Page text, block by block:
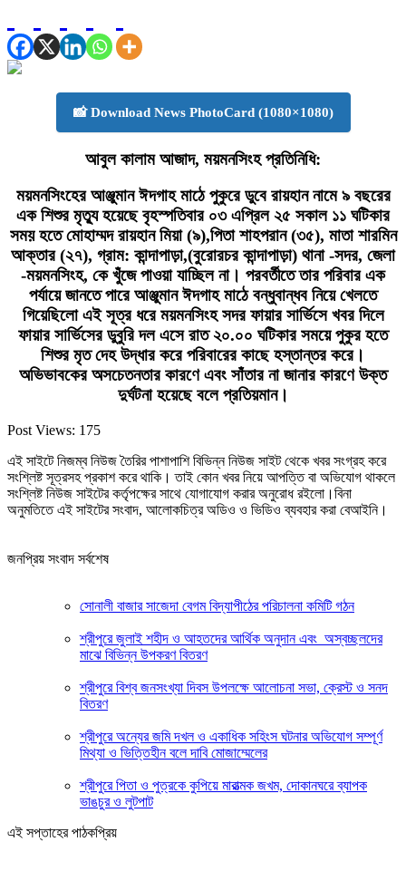
📸 Download News PhotoCard (1080×1080)
আবুল কালাম আজাদ, ময়মনসিংহ প্রতিনিধি:
ময়মনসিংহের আঞ্জুমান ঈদগাহ মাঠে পুকুরে ডুবে রায়হান নামে ৯ বছরের
এক শিশুর মৃত্যু হয়েছে বৃহস্পতিবার ০৩ এপ্রিল ২৫ সকাল ১১ ঘটিকার
সময় হতে মোহাম্মদ রায়হান মিয়া (৯),পিতা শাহপরান (৩৫), মাতা শারমিন
আক্তার (২৭), গ্রাম: কান্দাপাড়া,(বুরোরচর কান্দাপাড়া) থানা -সদর, জেলা
-ময়মনসিংহ, কে খুঁজে পাওয়া যাচ্ছিল না। পরবর্তীতে তার পরিবার এক
পর্যায়ে জানতে পারে আঞ্জুমান ঈদগাহ মাঠে বন্ধুবান্ধব নিয়ে খেলতে
গিয়েছিলো এই সূত্র ধরে ময়মনসিংহ সদর ফায়ার সার্ভিসে খবর দিলে
ফায়ার সার্ভিসের ডুবুরি দল এসে রাত ২০.০০ ঘটিকার সময়ে পুকুর হতে
শিশুর মৃত দেহ উদ্ধার করে পরিবারের কাছে হস্তান্তর করে।
অভিভাবকের অসচেতনতার কারণে এবং সাঁতার না জানার কারণে উক্ত
দুর্ঘটনা হয়েছে বলে প্রতিয়মান।
Post Views: 175
এই সাইটে নিজম্ব নিউজ তৈরির পাশাপাশি বিভিন্ন নিউজ সাইট থেকে খবর সংগ্রহ করে
সংশ্লিষ্ট সূত্রসহ প্রকাশ করে থাকি। তাই কোন খবর নিয়ে আপত্তি বা অভিযোগ থাকলে
সংশ্লিষ্ট নিউজ সাইটের কর্তৃপক্ষের সাথে যোগাযোগ করার অনুরোধ রইলো।বিনা
অনুমতিতে এই সাইটের সংবাদ, আলোকচিত্র অডিও ও ভিডিও ব্যবহার করা বেআইনি।
জনপ্রিয় সংবাদ সর্বশেষ
সোনালী বাজার সাজেদা বেগম বিদ্যাপীঠের পরিচালনা কমিটি গঠন
শ্রীপুরে জুলাই শহীদ ও আহতদের আর্থিক অনুদান এবং অস্বচ্ছলদের
মাঝে বিভিন্ন উপকরণ বিতরণ
শ্রীপুরে বিশ্ব জনসংখ্যা দিবস উপলক্ষে আলোচনা সভা, ক্রেস্ট ও সনদ
বিতরণ
শ্রীপুরে অন্যের জমি দখল ও একাধিক সহিংস ঘটনার অভিযোগ সম্পূর্ণ
মিথ্যা ও ভিত্তিহীন বলে দাবি মোজাম্মেলের
শ্রীপুরে পিতা ও পুত্রকে কুপিয়ে মারাত্মক জখম, দোকানঘরে ব্যাপক
ভাঙচুর ও লুটপাট
এই সপ্তাহের পাঠকপ্রিয়